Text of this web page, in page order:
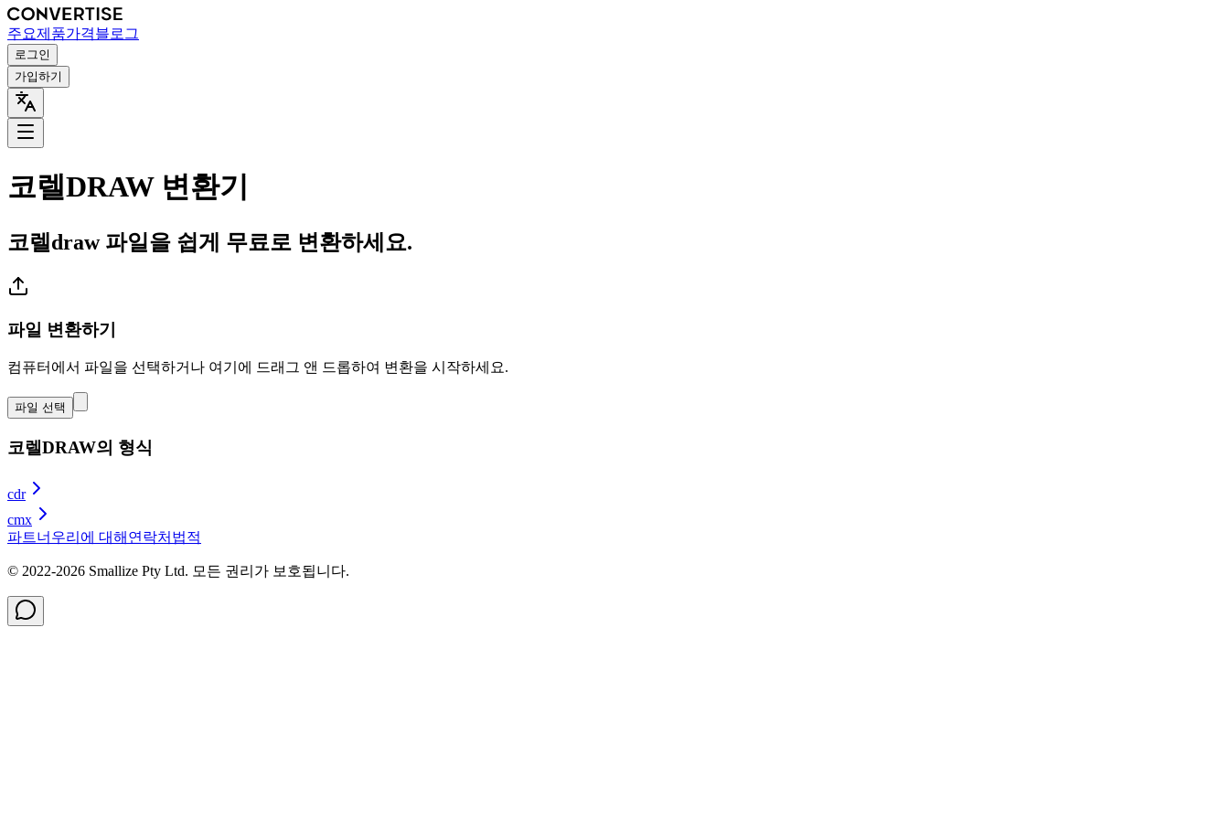
주요제품가격블로그
로그인
가입하기
코렐DRAW 변환기
코렐draw 파일을 쉽게 무료로 변환하세요.
파일 변환하기
컴퓨터에서 파일을 선택하거나 여기에 드래그 앤 드롭하여 변환을 시작하세요.
파일 선택
코렐DRAW의 형식
cdr
cmx
파트너 우리에 대해 연락처 법적
© 2022-2026 Smallize Pty Ltd. 모든 권리가 보호됩니다.